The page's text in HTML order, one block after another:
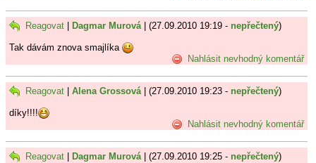
Reagovat Dagmar Murová| (27.09.2010 19:19 - nepřečtený)
Tak dávám znova smajlíka
Nahlásit nevhodný komentář
Reagovat Alena Grossová| (27.09.2010 19:23 - nepřečtený)
díky!!!!
Nahlásit nevhodný komentář
Reagovat Dagmar Murová| (27.09.2010 19:25 - nepřečtený)